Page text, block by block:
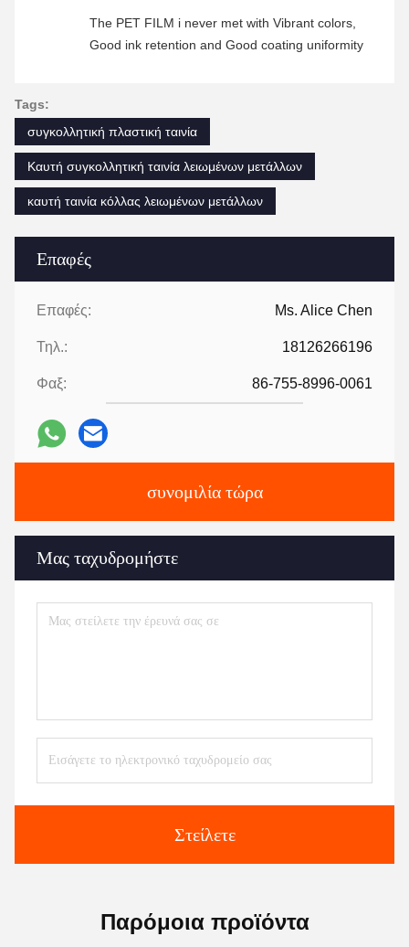
Επαφές
Επαφές: Ms. Alice Chen
Τηλ.: 18126266196
Φαξ: 86-755-8996-0061
συνομιλία τώρα
Μας ταχυδρομήστε
Στείλετε
The PET FILM i never met with Vibrant colors,
Good ink retention and Good coating uniformity
Tags:
συγκολλητική πλαστική ταινία
Καυτή συγκολλητική ταινία λειωμένων μετάλλων
καυτή ταινία κόλλας λειωμένων μετάλλων
Παρόμοια προϊόντα